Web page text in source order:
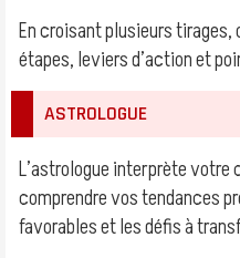
En croisant plusieurs tirages,
étapes, leviers d’action et
ASTROLOGUE
L’astrologue interprète votre
comprendre vos tendances
favorables et les défis à